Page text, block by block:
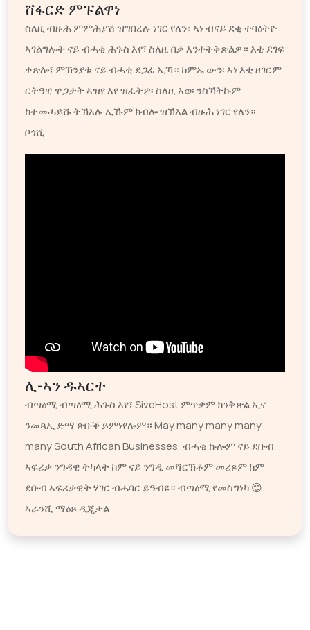
ሸፋርድ ምፑልዋነ
ስለዚ ብዙሕ ምምሕያሽ ዝግበረሉ ነገር የለን፣ ኣነ ብናይ ደቂ ተባዕትዮ
ኣገልግሎት ናይ ብሓቂ ሕጉስ እየ፣ ስለዚ በቃ እንተትቅጽልዎ። እቲ ደገፍ
ቀጽሎ፣ ምኽንያቱ ናይ ብሓቂ ደጋፊ ኢኻ። ከምኡ ውን፡ ኣነ እቲ ዘገርም
ርትዓዊ ዋጋታት ኣዝየ እየ ዝፈትዎ፡ ስለዚ እወ፡ ንስኻትኩም
ከተመሓይሹ ትኽእሉ ኢኹም ክብሎ ዝኽእል ብዙሕ ነገር የለን።
ቦጎሺ
ሊ-ኣን ዱኣርተ
ብጣዕሚ ብጣዕሚ ሕጉስ እየ፣ SiveHost ምጥቃም ክንቅጽል ኢና
ንመጻኢ ድማ ጽቡቕ ይምነየሎም። May many many many
many South African Businesses, ብሓቂ ኩሎም ናይ ደቡብ
ኣፍሪቃ ንግዳዊ ትካላት ከም ናይ ንግዲ መሻርኽቶም መሪጾም ከም
ደቡብ ኣፍሪቃዊት ሃገር ብሓባር ይዓብዩ። ብጣዕሚ የመስግነካ 😊
ኣራንሺ ማዕጾ ዲጂታል